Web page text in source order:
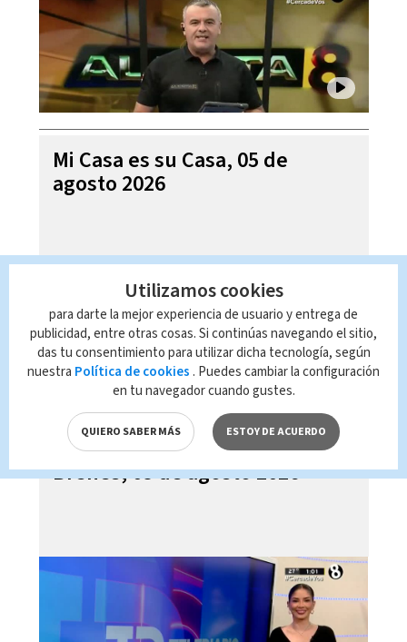
Mi Casa es su Casa, 05 de
agosto 2026
Telediario En Directo con Paula
Brenes, 05 de agosto 2026
Utilizamos cookies
para darte la mejor experiencia de usuario y entrega de
publicidad, entre otras cosas. Si continúas navegando el sitio,
das tu consentimiento para utilizar dicha tecnología, según
nuestra Política de cookies . Puedes cambiar la configuración
en tu navegador cuando gustes.
QUIERO SABER MÁS ESTOY DE ACUERDO